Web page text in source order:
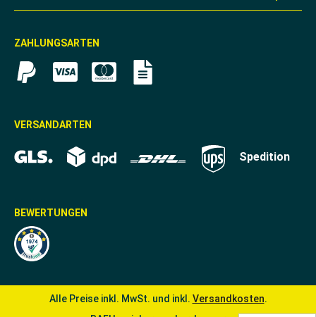
ZAHLUNGSARTEN
VERSANDARTEN
Spedition
BEWERTUNGEN
Alle Preise inkl. MwSt. und inkl. Versandkosten.